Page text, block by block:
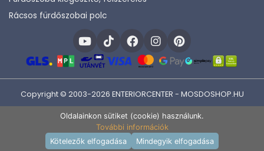
Termékek raktáron
Rácsos fürdőszobai polc
Copyright © 2003-2026 ENTERIORCENTER - MOSDOSHOP.HU
Oldalainkon sütiket (cookie) használunk.
További információk
Kötelezők elfogadása
Mindegyik elfogadása